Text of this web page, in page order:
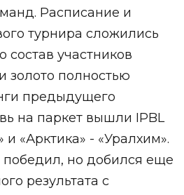
Расписание и
турнира сложились
состав участников
золото полностью
предыдущего
на паркет вышли IPBL
и «Арктика» - «Уралхим».
победил, но добился еще
результата с